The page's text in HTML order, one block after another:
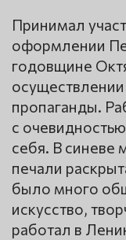
Принимал
оформлении
годовщине
пропаганды.
с
себя. В синеве
печали
было много
искусство,
работал в